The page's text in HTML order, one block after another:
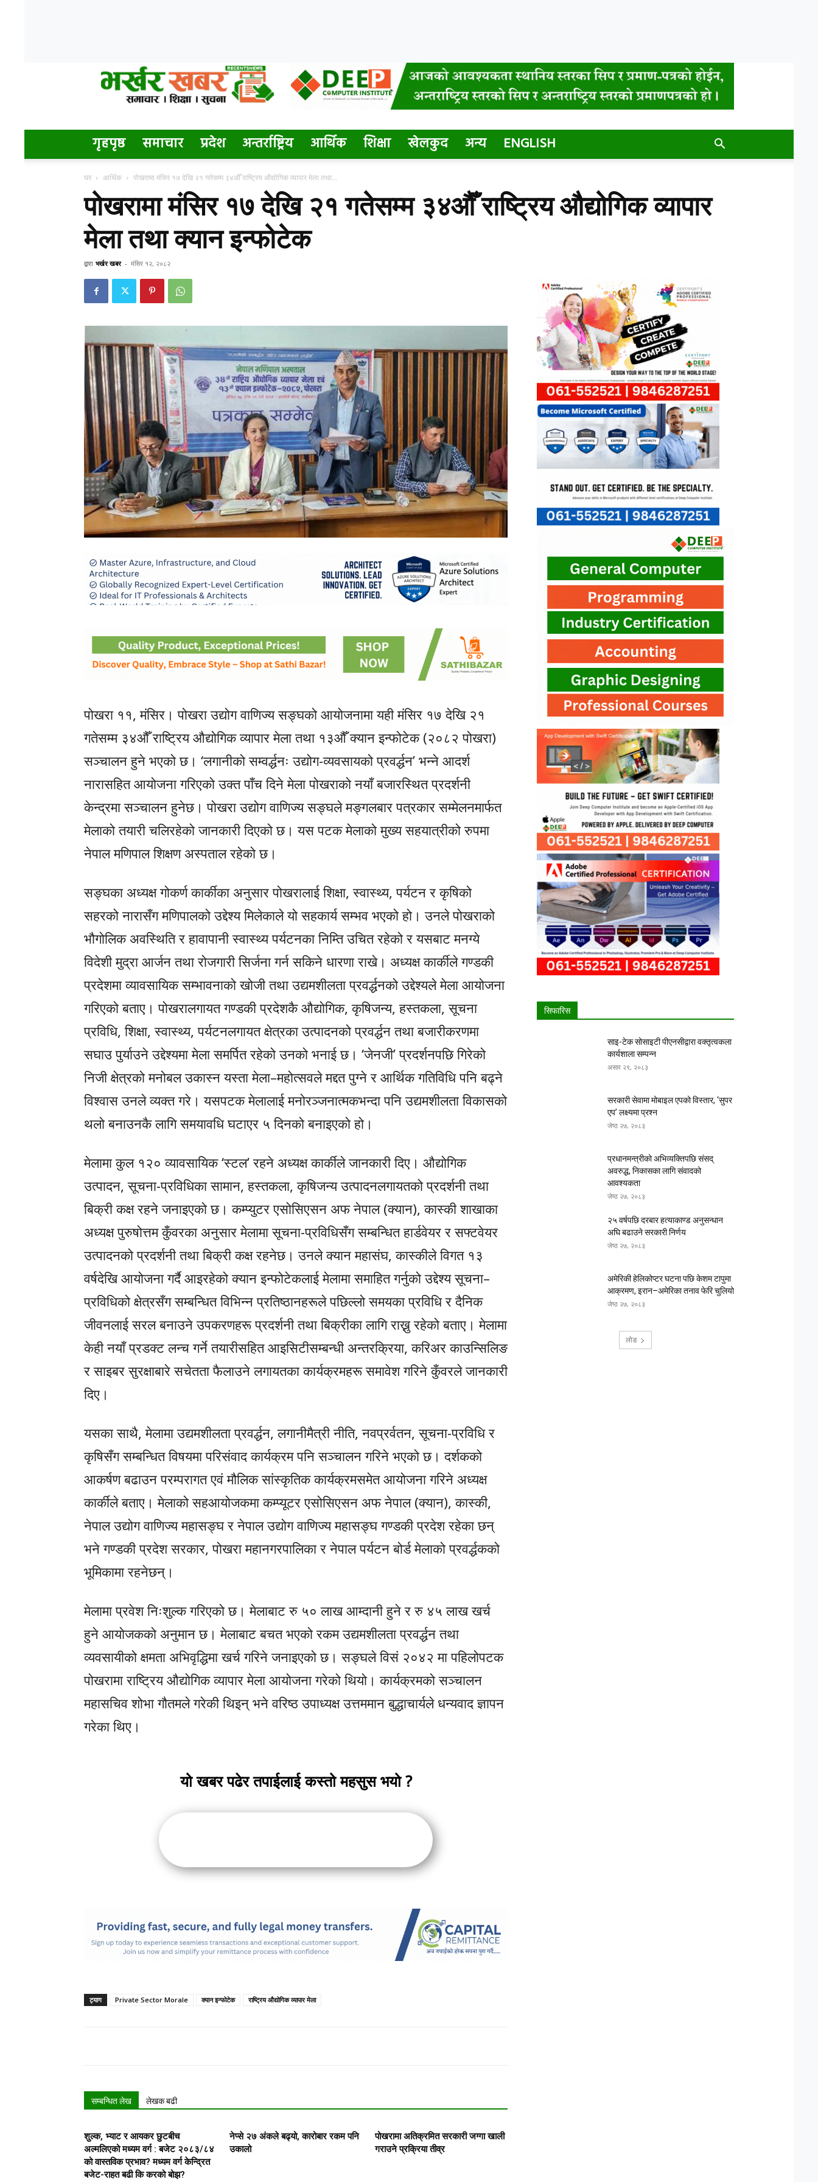
Khabar
गृहपृष्ठ समाचार प्रदेश अन्तर्राष्ट्रिय आर्थिक शिक्षा खेलकुद अन्य ENGLISH
घर आर्थिक पोखरामा मंसिर १७ देखि २१ गतेसम्म ३४औँ राष्ट्रिय औद्योगिक व्यापार मेला तथा...
पोखरामा मंसिर १७ देखि २१ गतेसम्म ३४औँ राष्ट्रिय औद्योगिक व्यापार
मेला तथा क्यान इन्फोटेक
द्वारा भर्खर खबर - मंसिर १२, २०८२
पोखरा ११, मंसिर। पोखरा उद्योग वाणिज्य सङ्घको आयोजनामा यही मंसिर १७ देखि २१
गतेसम्म ३४औँ राष्ट्रिय औद्योगिक व्यापार मेला तथा १३औँ क्यान इन्फोटेक (२०८२ पोखरा)
सञ्चालन हुने भएको छ। ‘लगानीको सम्वर्द्धनः उद्योग-व्यवसायको प्रवर्द्धन’ भन्ने आदर्श
नारासहित आयोजना गरिएको उक्त पाँच दिने मेला पोखराको नयाँ बजारस्थित प्रदर्शनी
केन्द्रमा सञ्चालन हुनेछ। पोखरा उद्योग वाणिज्य सङ्घले मङ्गलबार पत्रकार सम्मेलनमार्फत
मेलाको तयारी चलिरहेको जानकारी दिएको छ। यस पटक मेलाको मुख्य सहयात्रीको रुपमा
नेपाल मणिपाल शिक्षण अस्पताल रहेको छ।
सङ्घका अध्यक्ष गोकर्ण कार्कीका अनुसार पोखरालाई शिक्षा, स्वास्थ्य, पर्यटन र कृषिको
सहरको नारासँग मणिपालको उद्देश्य मिलेकाले यो सहकार्य सम्भव भएको हो। उनले पोखराको
भौगोलिक अवस्थिति र हावापानी स्वास्थ्य पर्यटनका निम्ति उचित रहेको र यसबाट मनग्ये
विदेशी मुद्रा आर्जन तथा रोजगारी सिर्जना गर्न सकिने धारणा राखे। अध्यक्ष कार्कीले गण्डकी
प्रदेशमा व्यावसायिक सम्भावनाको खोजी तथा उद्यमशीलता प्रवर्द्धनको उद्देश्यले मेला आयोजना
गरिएको बताए। पोखरालगायत गण्डकी प्रदेशकै औद्योगिक, कृषिजन्य, हस्तकला, सूचना
प्रविधि, शिक्षा, स्वास्थ्य, पर्यटनलगायत क्षेत्रका उत्पादनको प्रवर्द्धन तथा बजारीकरणमा
सघाउ पुर्याउने उद्देश्यमा मेला समर्पित रहेको उनको भनाई छ। ‘जेनजी’ प्रदर्शनपछि गिरेको
निजी क्षेत्रको मनोबल उकास्न यस्ता मेला–महोत्सवले मद्दत पुग्ने र आर्थिक गतिविधि पनि बढ्ने
विश्वास उनले व्यक्त गरे। यसपटक मेलालाई मनोरञ्जनात्मकभन्दा पनि उद्यमशीलता विकासको
थलो बनाउनकै लागि समयावधि घटाएर ५ दिनको बनाइएको हो।
मेलामा कुल १२० व्यावसायिक ‘स्टल’ रहने अध्यक्ष कार्कीले जानकारी दिए। औद्योगिक
उत्पादन, सूचना-प्रविधिका सामान, हस्तकला, कृषिजन्य उत्पादनलगायतको प्रदर्शनी तथा
बिक्री कक्ष रहने जनाइएको छ। कम्प्युटर एसोसिएसन अफ नेपाल (क्यान), कास्की शाखाका
अध्यक्ष पुरुषोत्तम कुँवरका अनुसार मेलामा सूचना-प्रविधिसँग सम्बन्धित हार्डवेयर र सफ्टवेयर
उत्पादनको प्रदर्शनी तथा बिक्री कक्ष रहनेछ। उनले क्यान महासंघ, कास्कीले विगत १३
वर्षदेखि आयोजना गर्दै आइरहेको क्यान इन्फोटेकलाई मेलामा समाहित गर्नुको उद्देश्य सूचना–
प्रविधिको क्षेत्रसँग सम्बन्धित विभिन्न प्रतिष्ठानहरूले पछिल्लो समयका प्रविधि र दैनिक
जीवनलाई सरल बनाउने उपकरणहरू प्रदर्शनी तथा बिक्रीका लागि राख्नु रहेको बताए। मेलामा
केही नयाँ प्रडक्ट लन्च गर्ने तयारीसहित आइसिटीसम्बन्धी अन्तरक्रिया, करिअर काउन्सिलिङ
र साइबर सुरक्षाबारे सचेतता फैलाउने लगायतका कार्यक्रमहरू समावेश गरिने कुँवरले जानकारी
दिए।
यसका साथै, मेलामा उद्यमशीलता प्रवर्द्धन, लगानीमैत्री नीति, नवप्रर्वतन, सूचना-प्रविधि र
कृषिसँग सम्बन्धित विषयमा परिसंवाद कार्यक्रम पनि सञ्चालन गरिने भएको छ। दर्शकको
आकर्षण बढाउन परम्परागत एवं मौलिक सांस्कृतिक कार्यक्रमसमेत आयोजना गरिने अध्यक्ष
कार्कीले बताए। मेलाको सहआयोजकमा कम्प्यूटर एसोसिएसन अफ नेपाल (क्यान), कास्की,
नेपाल उद्योग वाणिज्य महासङ्घ र नेपाल उद्योग वाणिज्य महासङ्घ गण्डकी प्रदेश रहेका छन्
भने गण्डकी प्रदेश सरकार, पोखरा महानगरपालिका र नेपाल पर्यटन बोर्ड मेलाको प्रवर्द्धकको
भूमिकामा रहनेछन्।
मेलामा प्रवेश निःशुल्क गरिएको छ। मेलाबाट रु ५० लाख आम्दानी हुने र रु ४५ लाख खर्च
हुने आयोजकको अनुमान छ। मेलाबाट बचत भएको रकम उद्यमशीलता प्रवर्द्धन तथा
व्यवसायीको क्षमता अभिवृद्धिमा खर्च गरिने जनाइएको छ। सङ्घले विसं २०४२ मा पहिलोपटक
पोखरामा राष्ट्रिय औद्योगिक व्यापार मेला आयोजना गरेको थियो। कार्यक्रमको सञ्चालन
महासचिव शोभा गौतमले गरेकी थिइन् भने वरिष्ठ उपाध्यक्ष उत्तममान बुद्धाचार्यले धन्यवाद ज्ञापन
गरेका थिए।
यो खबर पढेर तपाईलाई कस्तो महसुस भयो ?
ट्याग Private Sector Morale क्यान इन्फोटेक राष्ट्रिय औद्योगिक व्यापार मेला
सम्बन्धित लेख लेखक बढी
शुल्क, भ्याट र आयकर छुटबीच
अल्मलिएको मध्यम वर्ग : बजेट २०८३/८४
को वास्तविक प्रभाव? मध्यम वर्ग केन्द्रित
बजेट-राहत बढी कि करको बोझ?
नेप्से २७ अंकले बढ्यो, कारोबार रकम पनि
उकालो
पोखरामा अतिक्रमित सरकारी जग्गा खाली
गराउने प्रक्रिया तीव्र
सिफारिस
साइ-टेक सोसाइटी पीएनसीद्वारा वक्तृत्वकला
कार्यशाला सम्पन्न
असार २९, २०८३
सरकारी सेवामा मोबाइल एपको विस्तार, ‘सुपर
एप’ लक्ष्यमा प्रश्न
जेष्ठ २७, २०८३
प्रधानमन्त्रीको अभिव्यक्तिपछि संसद्
अवरुद्ध, निकासका लागि संवादको
आवश्यकता
जेष्ठ २७, २०८३
२५ वर्षपछि दरबार हत्याकाण्ड अनुसन्धान
अघि बढाउने सरकारी निर्णय
जेष्ठ २७, २०८३
अमेरिकी हेलिकोप्टर घटना पछि केशम टापुमा
आक्रमण, इरान–अमेरिका तनाव फेरि चुलियो
जेष्ठ २७, २०८३
लोड